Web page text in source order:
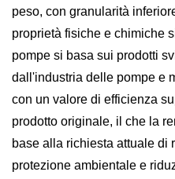
peso, con granularità
proprietà fisiche e chimiche
pompe si basa sui prodotti
dall'industria delle pompe e
con un valore di efficienza
prodotto originale, il che la
base alla richiesta attuale di
protezione ambientale e